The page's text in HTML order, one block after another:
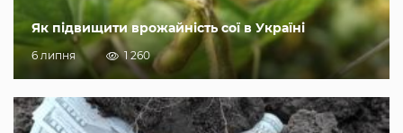
Як підвищити врожайність сої в Україні
6 липня 1 260